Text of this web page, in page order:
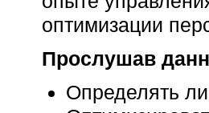
оптимизации
Прослушав
Определять